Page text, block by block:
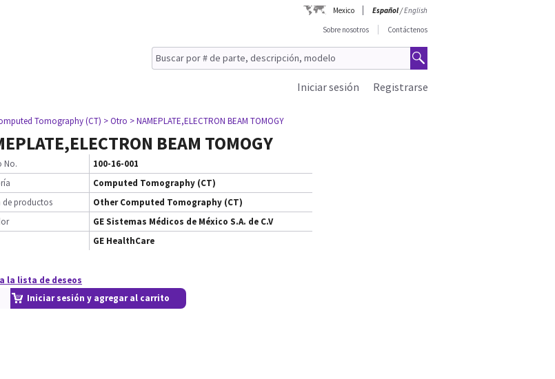
Mexico Español/English
Sobre nosotros
Contáctenos
Registrarse
Iniciar sesión
Tomography (CT) > Otro > NAMEPLATE,ELECTRON BEAM TOMOGY
BEAM TOMOGY
No.
100-16-001
Computed Tomography (CT)
de productos
Other Computed Tomography (CT)
GE Sistemas Médicos de México S.A. de C.V
GE HealthCare
la lista de deseos
Iniciar sesión y agregar al carrito